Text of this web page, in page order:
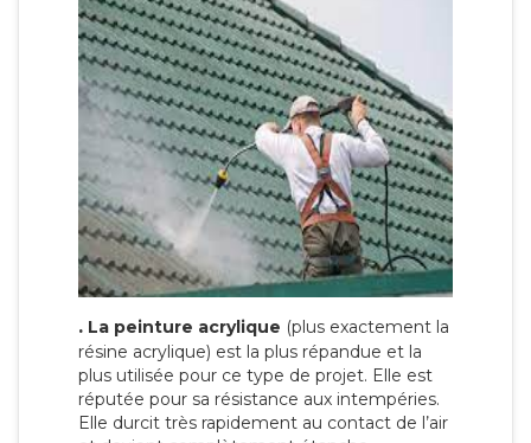
. La peinture acrylique (plus exactement la
résine acrylique) est la plus répandue et la
plus utilisée pour ce type de projet. Elle est
réputée pour sa résistance aux intempéries.
Elle durcit très rapidement au contact de l’air